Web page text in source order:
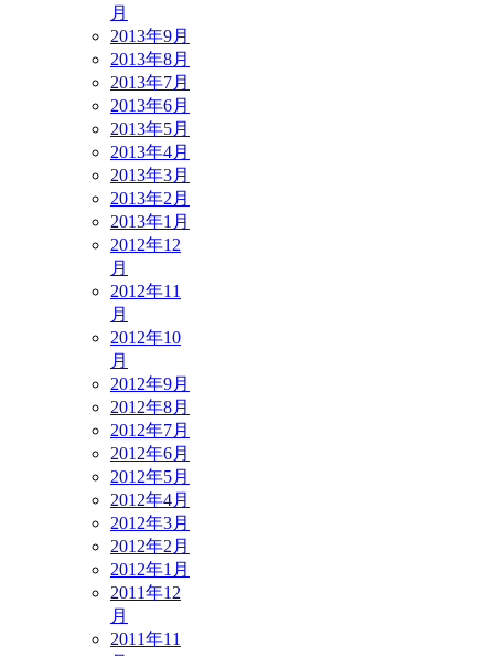
月
2013年9月
2013年8月
2013年7月
2013年6月
2013年5月
2013年4月
2013年3月
2013年2月
2013年1月
2012年12
月
2012年11
月
2012年10
月
2012年9月
2012年8月
2012年7月
2012年6月
2012年5月
2012年4月
2012年3月
2012年2月
2012年1月
2011年12
月
2011年11